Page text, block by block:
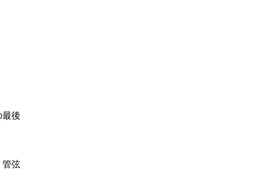
最後
管弦